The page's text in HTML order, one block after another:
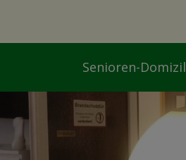
Senioren-Domizil